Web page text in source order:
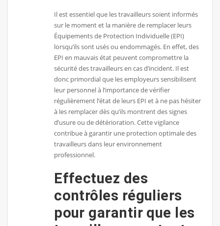
Il est essentiel que les travailleurs soient informés
sur le moment et la manière de remplacer leurs
Équipements de Protection Individuelle (EPI)
lorsqu’ils sont usés ou endommagés. En effet, des
EPI en mauvais état peuvent compromettre la
sécurité des travailleurs en cas d’incident. Il est
donc primordial que les employeurs sensibilisent
leur personnel à l’importance de vérifier
régulièrement l’état de leurs EPI et à ne pas hésiter
à les remplacer dès qu’ils montrent des signes
d’usure ou de détérioration. Cette vigilance
contribue à garantir une protection optimale des
travailleurs dans leur environnement
professionnel.
Effectuez des
contrôles réguliers
pour garantir que les